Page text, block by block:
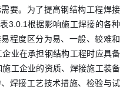
要。为了提高钢结构工程焊接
3.0.1根据影响施工焊接的各种
程度区分为易、一般、较难和
业在承担钢结构工程时应具备
工企业的资质、焊接施工装备
焊接工艺技术措施、检验与试